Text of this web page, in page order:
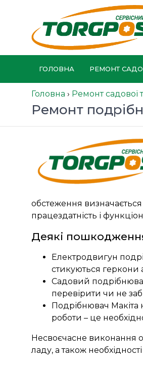
ГОЛОВНА РЕМОНТ
Головна › Ремонт садової
Ремонт
обстеження
працездатність і
Деякі
Електродвигун
стикуються геркони
Садовий
перевірити чи не
Подрібнювач Макіта
роботи – це
Несвоєчасне виконання
ладу, а також